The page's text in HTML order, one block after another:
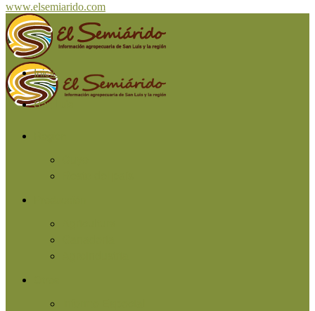
www.elsemiarido.com
Inicio
San Luis